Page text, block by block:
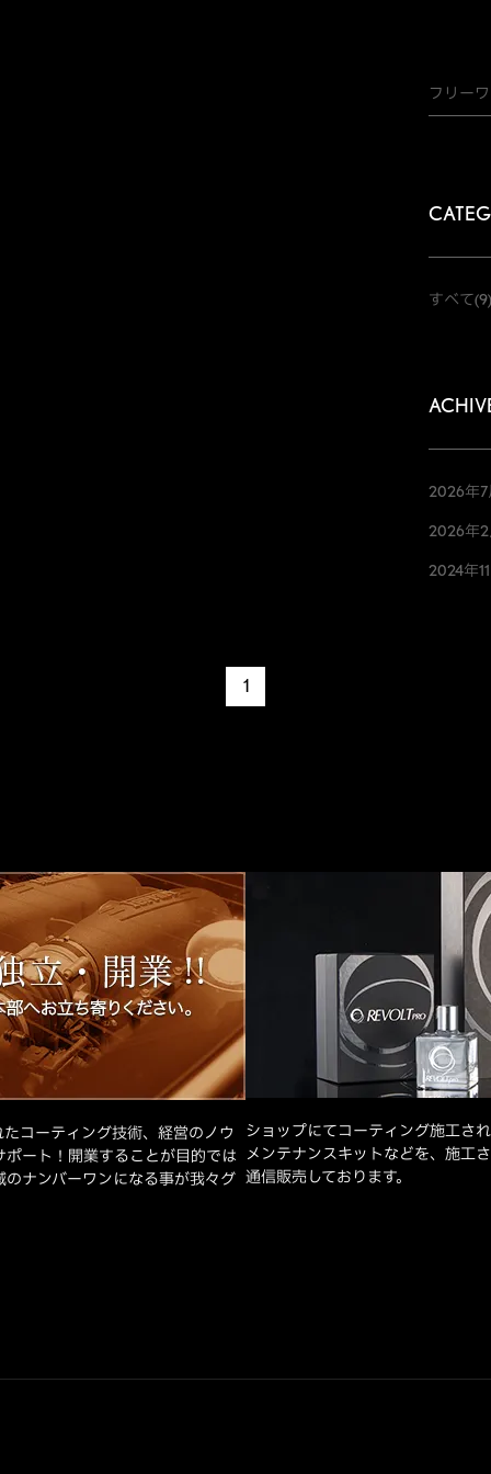
すべて
2026年7
2026年
2024年
1
コーティング技術、経営のノウ
ート！開業することが目的では
ナンバーワンになる事が我々グ
ショップにてコーティング施工さ
メンテナンスキットなどを、施工
通信販売しております。